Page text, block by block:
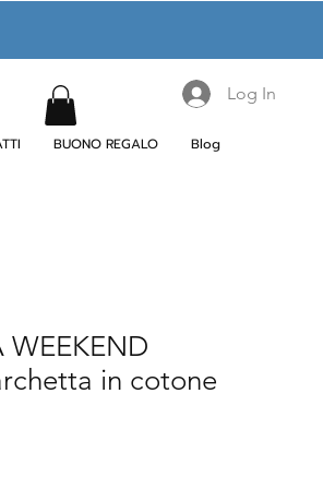
Log In
BUONO REGALO Blog
in cotone